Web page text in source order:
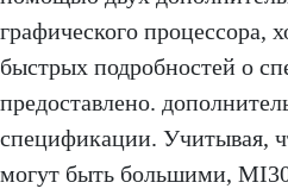
графического процессора,
быстрых подробностей о
предоставлено.
спецификации. Учитывая,
могут быть большими,